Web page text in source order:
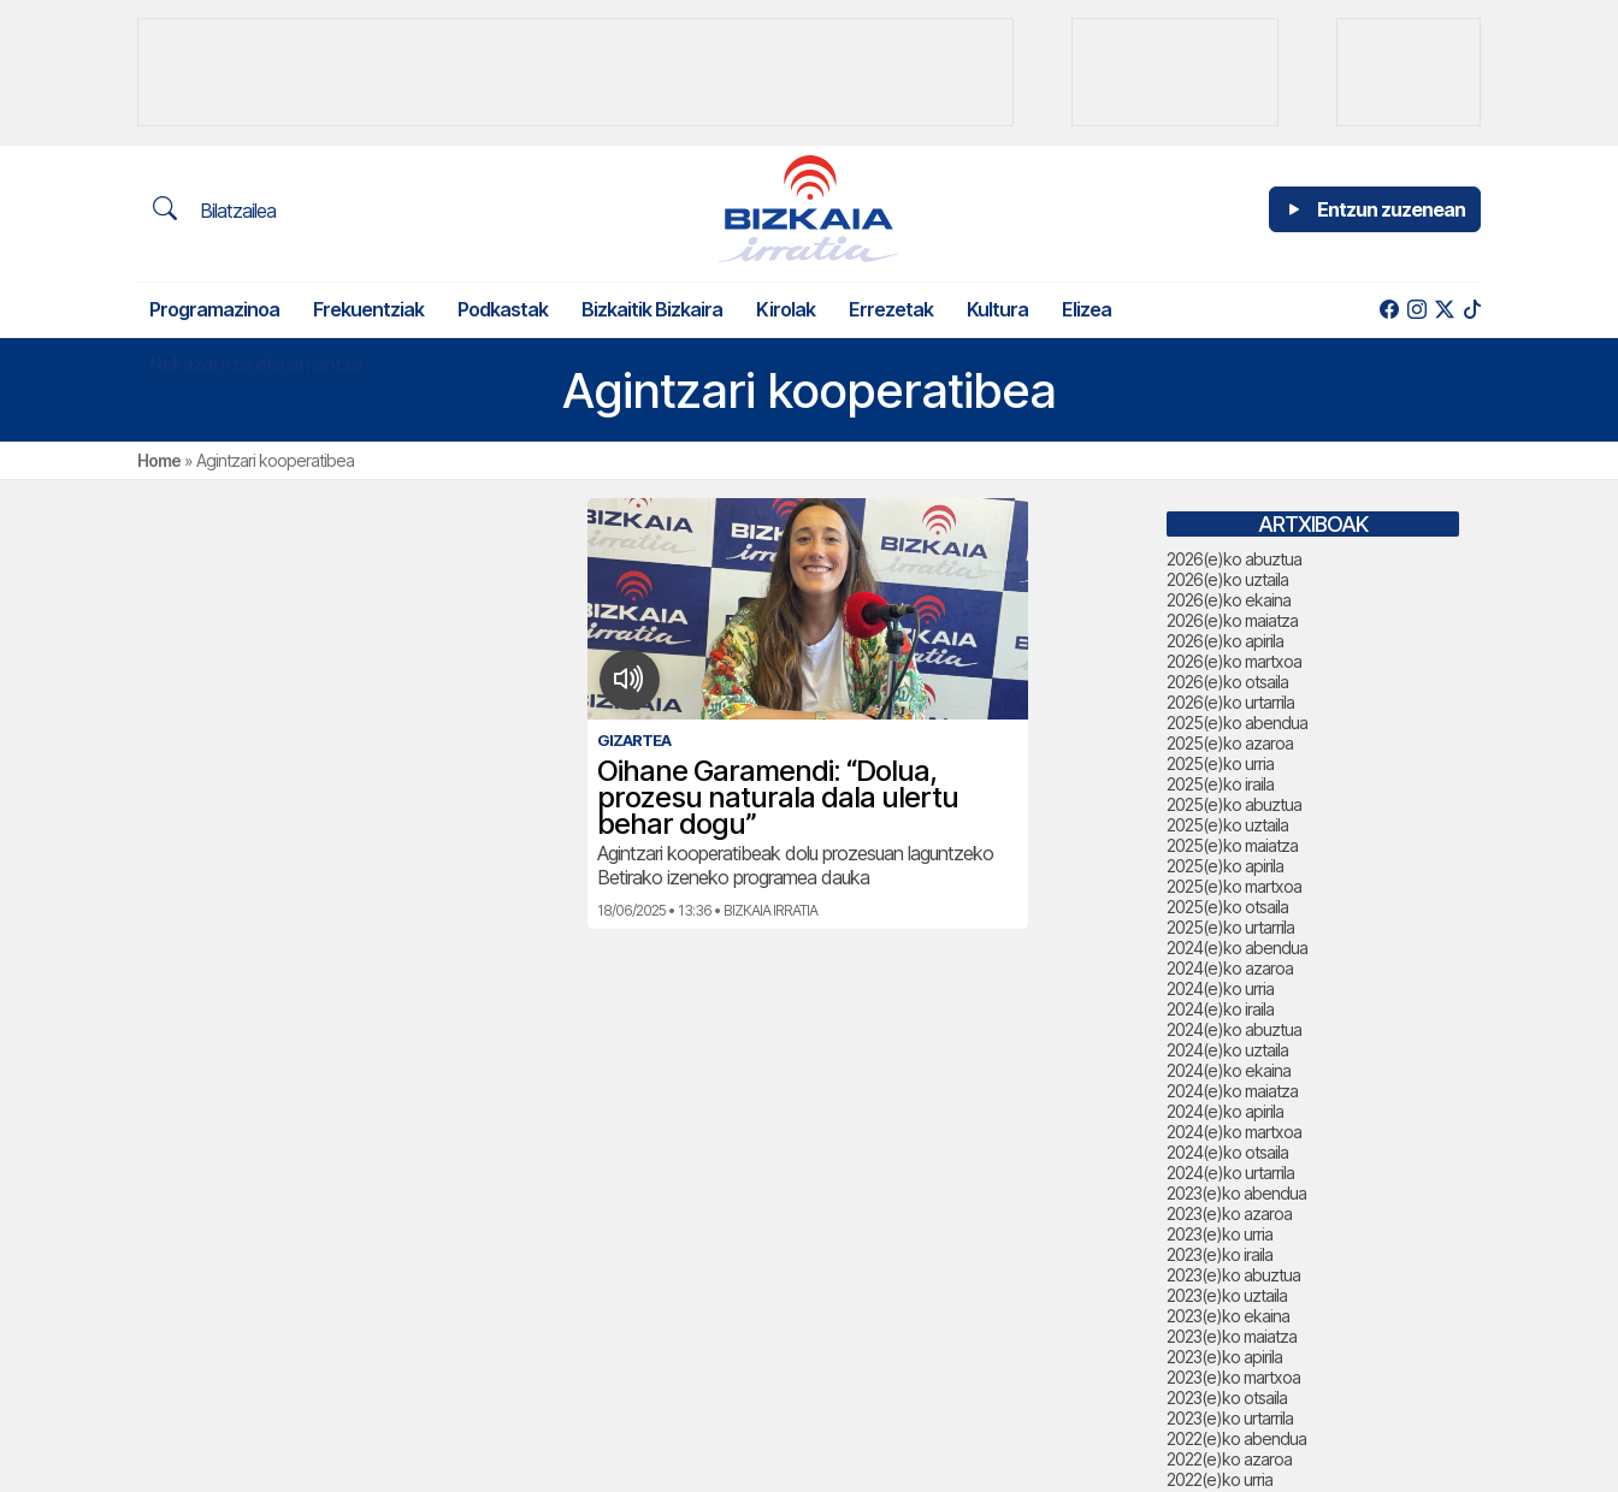
Bilatzailea Entzun zuzenean
Programazinoa Frekuentziak Podkastak Bizkaitik Bizkaira Kirolak Errezetak Kultura Elizea
Agintzari kooperatibea
Home »Agintzari kooperatibea
GIZARTEA
Oihane Garamendi: “Dolua,
prozesu naturala dala ulertu
behar dogu”
Agintzari kooperatibeak dolu prozesuan laguntzeko
Betirako izeneko programea dauka
18/06/2025 • 13:36 • BIZKAIA IRRATIA
ARTXIBOAK
2026(e)ko abuztua
2026(e)ko uztaila
2026(e)ko ekaina
2026(e)ko maiatza
2026(e)ko apirila
2026(e)ko martxoa
2026(e)ko otsaila
2026(e)ko urtarrila
2025(e)ko abendua
2025(e)ko azaroa
2025(e)ko urria
2025(e)ko iraila
2025(e)ko abuztua
2025(e)ko uztaila
2025(e)ko maiatza
2025(e)ko apirila
2025(e)ko martxoa
2025(e)ko otsaila
2025(e)ko urtarrila
2024(e)ko abendua
2024(e)ko azaroa
2024(e)ko urria
2024(e)ko iraila
2024(e)ko abuztua
2024(e)ko uztaila
2024(e)ko ekaina
2024(e)ko maiatza
2024(e)ko apirila
2024(e)ko martxoa
2024(e)ko otsaila
2024(e)ko urtarrila
2023(e)ko abendua
2023(e)ko azaroa
2023(e)ko urria
2023(e)ko iraila
2023(e)ko abuztua
2023(e)ko uztaila
2023(e)ko ekaina
2023(e)ko maiatza
2023(e)ko apirila
2023(e)ko martxoa
2023(e)ko otsaila
2023(e)ko urtarrila
2022(e)ko abendua
2022(e)ko azaroa
2022(e)ko urria